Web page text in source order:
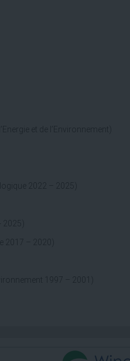
et de l’Environnement)
2022 – 2025)
2017 – 2020)
1997 – 2001)